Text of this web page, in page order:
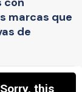
marcas que
de